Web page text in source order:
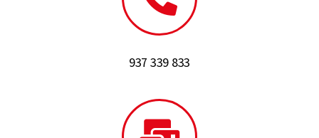
937 339 833